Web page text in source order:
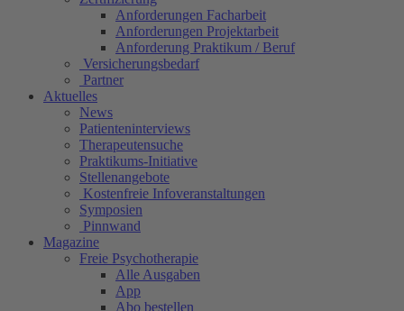
Anforderungen Facharbeit
Anforderungen Projektarbeit
Anforderung Praktikum / Beruf
Versicherungsbedarf
Partner
Aktuelles
News
Patienteninterviews
Therapeutensuche
Praktikums-Initiative
Stellenangebote
Kostenfreie Infoveranstaltungen
Symposien
Pinnwand
Magazine
Freie Psychotherapie
Alle Ausgaben
App
Abo bestellen